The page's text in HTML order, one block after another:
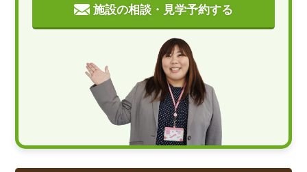
施設の相談・見学予約する